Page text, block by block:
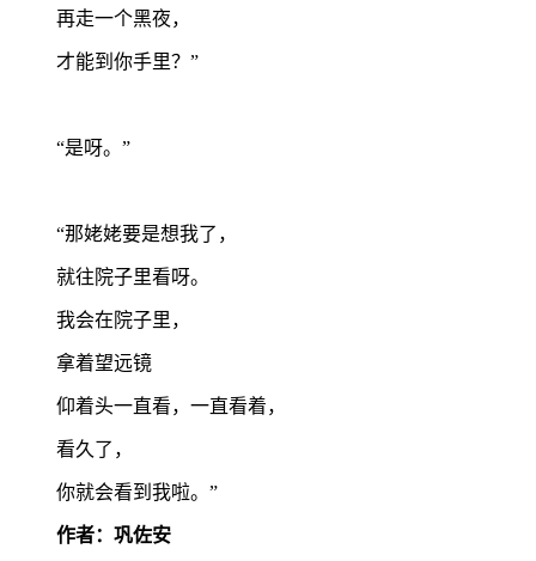
再走一个黑夜，
才能到你手里？”
“是呀。”
“那姥姥要是想我了，
就往院子里看呀。
我会在院子里，
拿着望远镜
仰着头一直看，一直看着，
看久了，
你就会看到我啦。”
作者：巩佐安